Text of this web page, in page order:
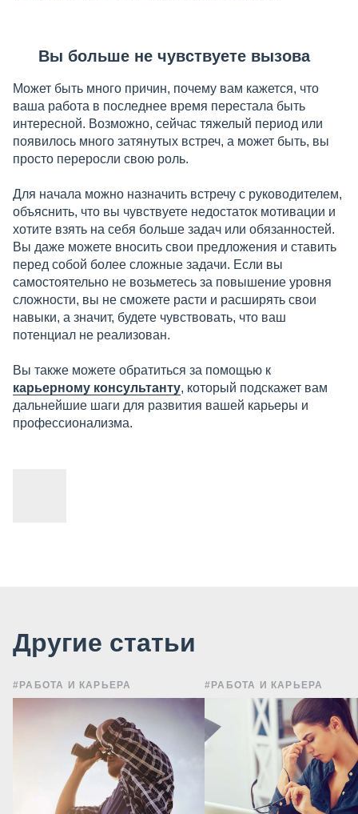
Вы больше не чувствуете вызова
Может быть много причин, почему вам кажется, что
ваша работа в последнее время перестала быть
интересной. Возможно, сейчас тяжелый период или
появилось много затянутых встреч, а может быть, вы
просто переросли свою роль.
Для начала можно назначить встречу с руководителем,
объяснить, что вы чувствуете недостаток мотивации и
хотите взять на себя больше задач или обязанностей.
Вы даже можете вносить свои предложения и ставить
перед собой более сложные задачи. Если вы
самостоятельно не возьметесь за повышение уровня
сложности, вы не сможете расти и расширять свои
навыки, а значит, будете чувствовать, что ваш
потенциал не реализован.
Вы также можете обратиться за помощью к
карьерному консультанту, который подскажет вам
дальнейшие шаги для развития вашей карьеры и
профессионализма.
Другие статьи
#РАБОТА И КАРЬЕРА #РАБОТА И КАРЬЕРА